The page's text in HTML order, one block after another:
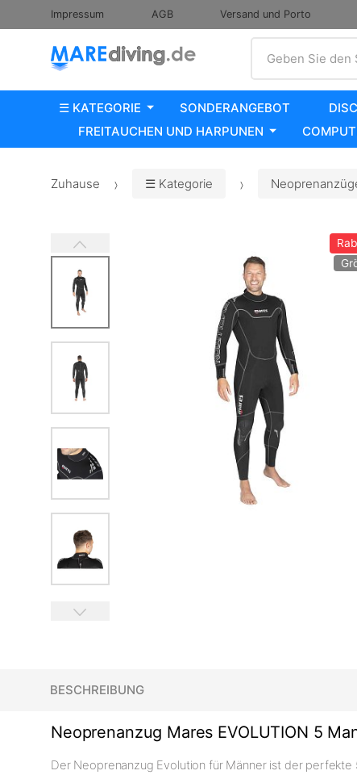
Impressum AGB Versand und Porto
Geben Sie
☰ KATEGORIE SONDERANGEBOT
FREITAUCHEN UND HARPUNEN
Zuhause ☰ Kategorie
BESCHREIBUNG
Neoprenanzug Mares EVOLUTION 5
Der Neoprenanzug Evolution für Männer ist der